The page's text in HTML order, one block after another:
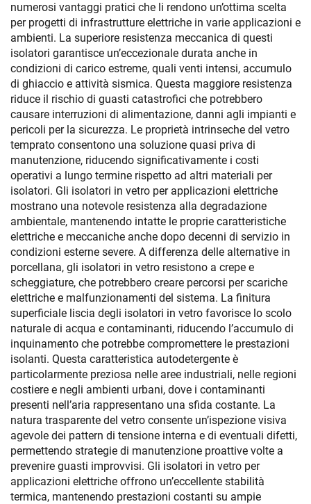
numerosi vantaggi pratici che li rendono un’ottima scelta
per progetti di infrastrutture elettriche in varie applicazioni e
ambienti. La superiore resistenza meccanica di questi
isolatori garantisce un’eccezionale durata anche in
condizioni di carico estreme, quali venti intensi, accumulo
di ghiaccio e attività sismica. Questa maggiore resistenza
riduce il rischio di guasti catastrofici che potrebbero
causare interruzioni di alimentazione, danni agli impianti e
pericoli per la sicurezza. Le proprietà intrinseche del vetro
temprato consentono una soluzione quasi priva di
manutenzione, riducendo significativamente i costi
operativi a lungo termine rispetto ad altri materiali per
isolatori. Gli isolatori in vetro per applicazioni elettriche
mostrano una notevole resistenza alla degradazione
ambientale, mantenendo intatte le proprie caratteristiche
elettriche e meccaniche anche dopo decenni di servizio in
condizioni esterne severe. A differenza delle alternative in
porcellana, gli isolatori in vetro resistono a crepe e
scheggiature, che potrebbero creare percorsi per scariche
elettriche e malfunzionamenti del sistema. La finitura
superficiale liscia degli isolatori in vetro favorisce lo scolo
naturale di acqua e contaminanti, riducendo l’accumulo di
inquinamento che potrebbe compromettere le prestazioni
isolanti. Questa caratteristica autodetergente è
particolarmente preziosa nelle aree industriali, nelle regioni
costiere e negli ambienti urbani, dove i contaminanti
presenti nell’aria rappresentano una sfida costante. La
natura trasparente del vetro consente un’ispezione visiva
agevole dei pattern di tensione interna e di eventuali difetti,
permettendo strategie di manutenzione proattive volte a
prevenire guasti improvvisi. Gli isolatori in vetro per
applicazioni elettriche offrono un’eccellente stabilità
termica, mantenendo prestazioni costanti su ampie